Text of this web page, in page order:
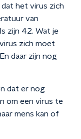
het virus zich
van
zijn 42. Wat je
zich moet
daar zijn nog
dat er nog
om een virus te
mens kan of